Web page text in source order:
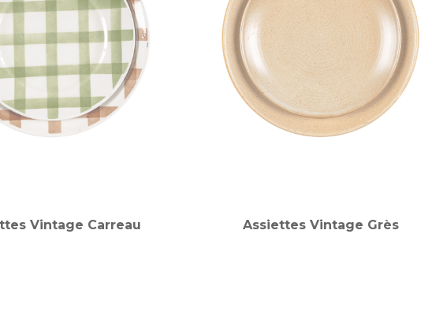
Vintage Carreau Assiettes Vintage Grès